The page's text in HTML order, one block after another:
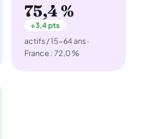
75,4 %
+3,4 pts
actifs / 15-64 ans ·
France : 72,0 %